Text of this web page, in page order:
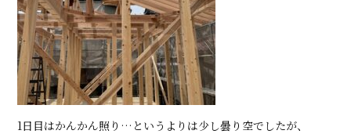
1日目はかんかん照り…というよりは少し曇り空でしたが、